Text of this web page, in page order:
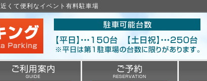
くて便利なイベント有料駐車場